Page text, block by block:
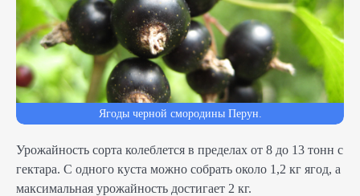
Ягоды черной смородины Перун.
Урожайность сорта колеблется в пределах от 8 до 13 тонн с
гектара. С одного куста можно собрать около 1,2 кг ягод, а
максимальная урожайность достигает 2 кг.